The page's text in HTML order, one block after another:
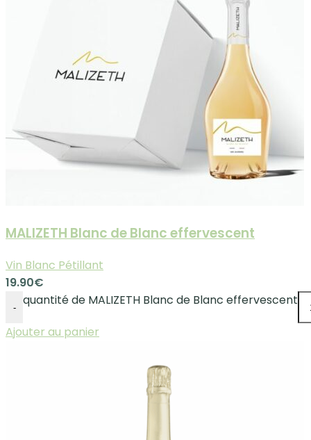
MALIZETH Blanc de Blanc effervescent
Vin Blanc Pétillant
19.90€
-
quantité de MALIZETH Blanc de Blanc effervescent
Ajouter au panier